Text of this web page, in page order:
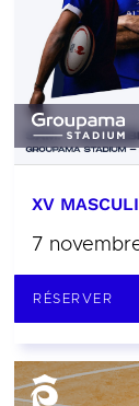
XV
7
RÉSERVER